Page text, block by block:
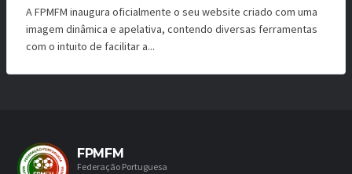
A FPMFM inaugura oficialmente o seu website criado com uma
imagem dinâmica e apelativa, contendo diversas ferramentas
com o intuito de facilitar a...
FPMFM
Federação Portuguesa